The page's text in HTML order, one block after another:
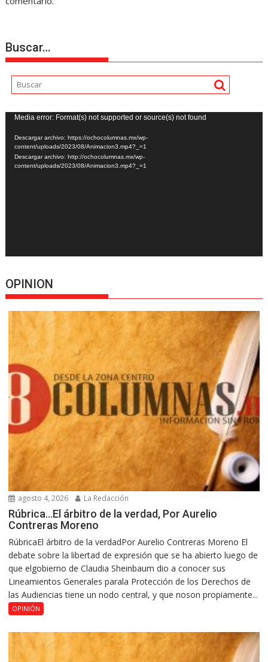
Buscar…
Reproductor
de
vídeo
Media error: Format(s) not supported or source(s) not found
Descargar archivo: https://ochocolumnas.mx/wp-
content/uploads/2023/08/Animacion3.mp4?_=1
Descargar archivo: http://ochocolumnas.mx/wp-
content/uploads/2023/08/Animacion3.mp4?_=1
OPINION
agosto 4, 2026 La Redacción
Rúbrica…El árbitro de la verdad, Por Aurelio
Contreras Moreno
RúbricaEl árbitro de la verdadPor Aurelio Contreras Moreno El
debate sobre la libertad de expresión que se ha abierto luego de
que elgobierno de Claudia Sheinbaum dio a conocer sus
Lineamientos Generales parala Protección de los Derechos de
las Audiencias tiene un nodo central, y que noson propiamente...
OPINIÓN